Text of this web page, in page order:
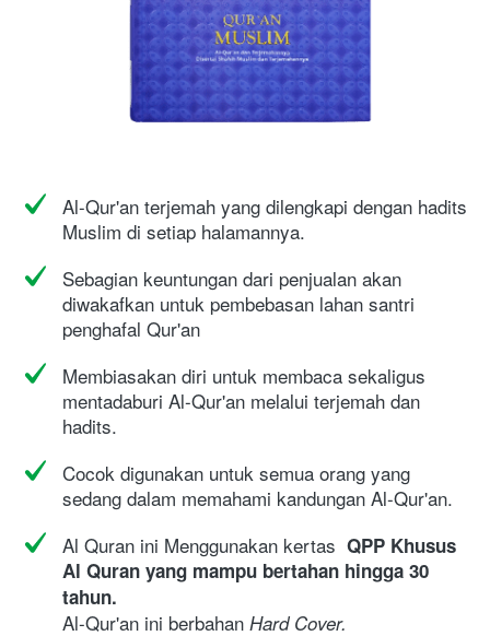
Al-Qur'an terjemah yang dilengkapi dengan hadits
Muslim di setiap halamannya.
Sebagian keuntungan dari penjualan akan
diwakafkan untuk pembebasan lahan santri
penghafal Qur'an
Membiasakan diri untuk membaca sekaligus
mentadaburi Al-Qur'an melalui terjemah dan
hadits.
Cocok digunakan untuk semua orang yang
sedang dalam memahami kandungan Al-Qur'an.
Al Quran ini Menggunakan kertas QPP Khusus
Al Quran yang mampu bertahan hingga 30
tahun.
Al-Qur'an ini berbahan Hard Cover.